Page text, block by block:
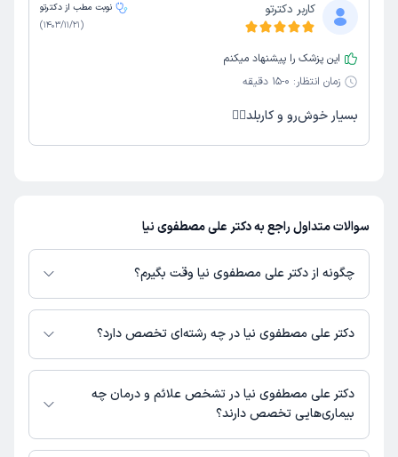
کاربر دکترتو
نوبت مطب از دکترتو
(
1403/11/21
)
این پزشک را پیشنهاد میکنم
زمان انتظار: 0-15 دقیقه
بسیار خوش‌رو و کاربلد👌🏻
سوالات متداول راجع به دکتر علی مصطفوی نیا
چگونه از دکتر علی مصطفوی نیا وقت بگیرم؟
در صورتی کهدکتر علی مصطفوی نیادارای پروفایل فعال و نوبت‌دهی باز در
پلتفرم دکترتو باشند، می‌توانید از طریق این پلتفرم برای دریافت نوبت اقدام کنید.
آدرس مطب، شماره تماس، برنامه حضور در مطب، تصاویر پزشک، ساعات کاری و
سایر اطلاعات مرتبط با خدمات پزشکی و نوبت‌گیری ممکن است در پروفایل ایشان
در دکترتو در دسترس باشد
دکتر علی مصطفوی نیا در چه رشته‌ای تخصص دارد؟
دکتر علی مصطفوی نیا در رشته‌های زیر (پزشکی) تخصص دارند:
عمومی
دکتر علی مصطفوی نیا در تشخص علائم و درمان چه
بیماری‌هایی تخصص دارند؟
دکتر علی مصطفوی نیا در تشخیص علائم و درمان بیماری‌های مرتبط با عمومی